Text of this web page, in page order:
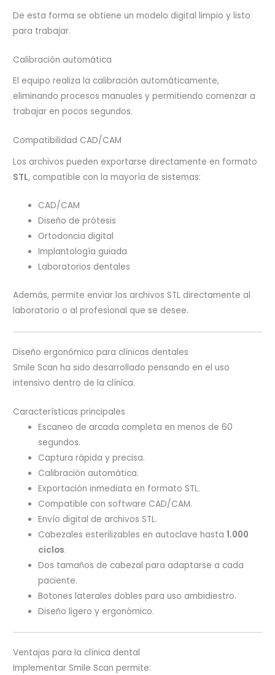
De esta forma se obtiene un modelo digital limpio y listo
para trabajar.
Calibración automática
El equipo realiza la calibración automáticamente,
eliminando procesos manuales y permitiendo comenzar a
trabajar en pocos segundos.
Compatibilidad CAD/CAM
Los archivos pueden exportarse directamente en formato
STL, compatible con la mayoría de sistemas:
CAD/CAM
Diseño de prótesis
Ortodoncia digital
Implantología guiada
Laboratorios dentales
Además, permite enviar los archivos STL directamente al
laboratorio o al profesional que se desee.
Diseño ergonómico para clínicas dentales
Smile Scan ha sido desarrollado pensando en el uso
intensivo dentro de la clínica.
Características principales
Escaneo de arcada completa en menos de 60
segundos.
Captura rápida y precisa.
Calibración automática.
Exportación inmediata en formato STL.
Compatible con software CAD/CAM.
Envío digital de archivos STL.
Cabezales esterilizables en autoclave hasta1.000
ciclos.
Dos tamaños de cabezal para adaptarse a cada
paciente.
Botones laterales dobles para uso ambidiestro.
Diseño ligero y ergonómico.
Ventajas para la clínica dental
Implementar Smile Scan permite: